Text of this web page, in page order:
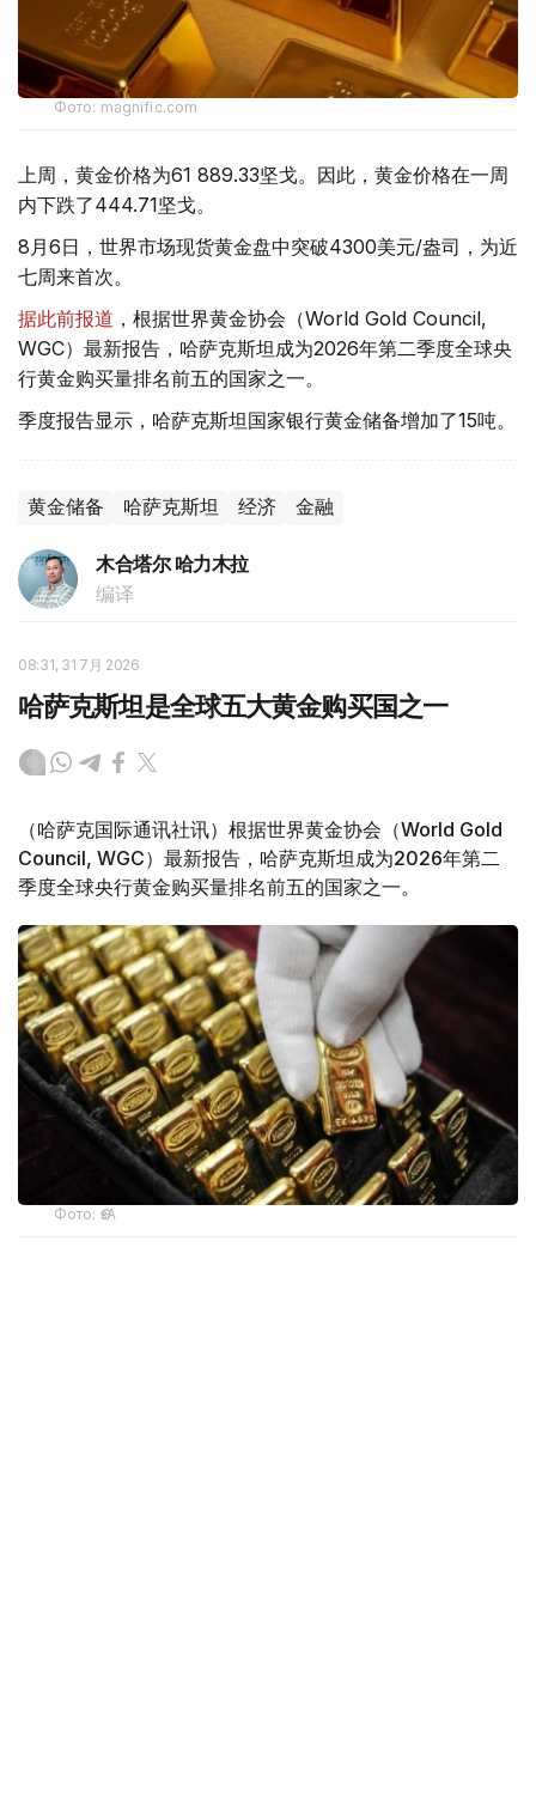
Фото: magnific.com
上周，黄金价格为61 889.33坚戈。因此，黄金价格在一周
内下跌了444.71坚戈。
8月6日，世界市场现货黄金盘中突破4300美元/盎司，为近
七周来首次。
据此前报道 ，根据世界黄金协会（World Gold Council,
WGC）最新报告，哈萨克斯坦成为2026年第二季度全球央
行黄金购买量排名前五的国家之一。
季度报告显示，哈萨克斯坦国家银行黄金储备增加了15吨。
黄金储备 哈萨克斯坦 经济 金融
木合塔尔 哈力木拉
编译
08:31, 31 7月 2026
哈萨克斯坦是全球五大黄金购买国之一
（哈萨克国际通讯社讯）根据世界黄金协会（World Gold
Council, WGC）最新报告，哈萨克斯坦成为2026年第二
季度全球央行黄金购买量排名前五的国家之一。
Фото: ӨзА